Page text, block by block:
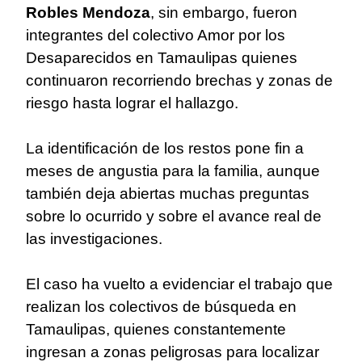
Robles Mendoza, sin embargo, fueron
integrantes del colectivo Amor por los
Desaparecidos en Tamaulipas quienes
continuaron recorriendo brechas y zonas de
riesgo hasta lograr el hallazgo.
La identificación de los restos pone fin a
meses de angustia para la familia, aunque
también deja abiertas muchas preguntas
sobre lo ocurrido y sobre el avance real de
las investigaciones.
El caso ha vuelto a evidenciar el trabajo que
realizan los colectivos de búsqueda en
Tamaulipas, quienes constantemente
ingresan a zonas peligrosas para localizar